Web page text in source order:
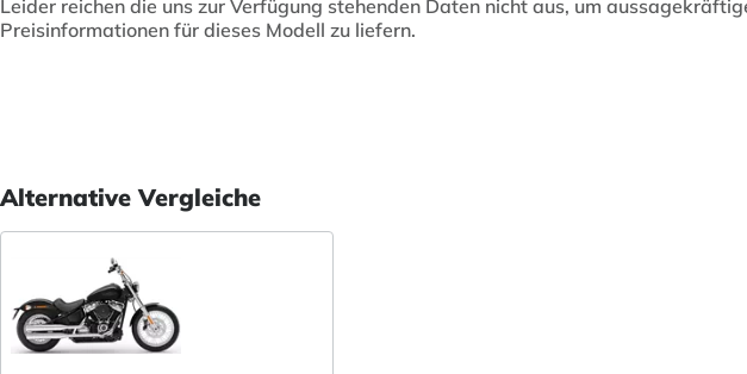
Leider reichen die uns zur Verfügung stehenden Daten nicht aus, um
Preisinformationen für dieses Modell zu liefern.
Alternative Vergleiche